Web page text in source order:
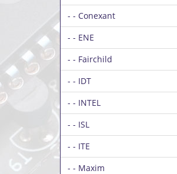
- - Conexant
- - ENE
- - Fairchild
- - IDT
- - INTEL
- - ISL
- - ITE
- - Maxim